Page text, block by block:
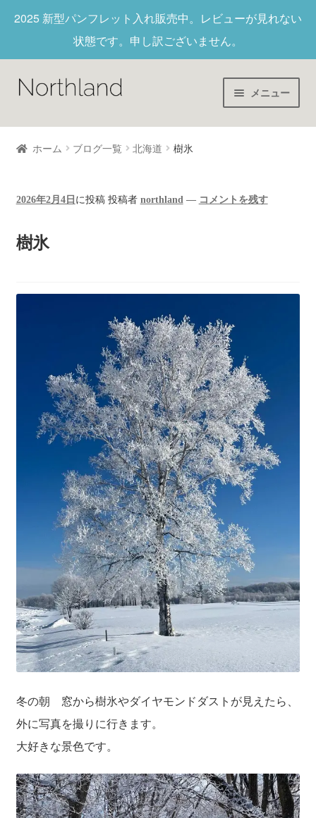
2025 新型パンフレット入れ販売中。レビューが見れない
状態です。申し訳ございません。
メニュー
Home
新作商品
アウトレット
書籍カバー
パンフレット・カード入れ
聖句プレート
会員ページ
お買い物カゴ
送料について
ホーム ブログ一覧 北海道 樹氷
2026年2月4日 に投稿 投稿者 northland — コメントを残す
樹氷
冬の朝 窓から樹氷やダイヤモンドダストが見えたら、
外に写真を撮りに行きます。
大好きな景色です。